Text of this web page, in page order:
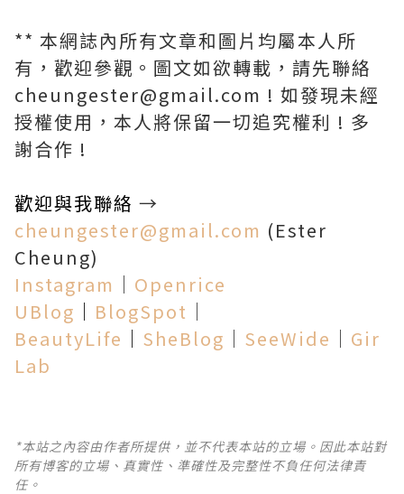
** 本網誌內所有文章和圖片均屬本人所
有，歡迎參觀。圖文如欲轉載，請先聯絡
cheungester@gmail.com ! 如發現未經
授權使用，本人將保留一切追究權利 ! 多
謝合作 !
歡迎與我聯絡 →
cheungester@gmail.com (Ester
Cheung)
Instagram │ Openrice
UBlog │ BlogSpot │
BeautyLife │ SheBlog │ SeeWide │ Gir
Lab
*本站之內容由作者所提供，並不代表本站的立場。因此本站對
所有博客的立場、真實性、準確性及完整性不負任何法律責
任。